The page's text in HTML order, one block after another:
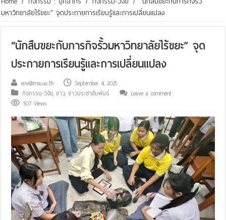
มหาวิทยาลัยไร้ขยะ” จุดประกายการเรียนรู้และการเปลี่ยนแปลง
“นักสืบขยะกับภารกิจรั้วมหาวิทยาลัยไร้ขยะ” จุด
ประกายการเรียนรู้และการเปลี่ยนแปลง
env@msu.ac.th
September 4, 2025
กิจกรรม-วิจัย,ข่าว,ข่าวประชาสัมพันธ์
Leave a comment
507 Views